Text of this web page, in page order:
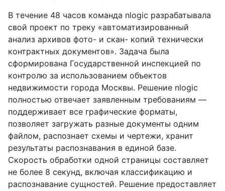
В течение 48 часов команда nlogic разрабатывала
свой проект по треку «автоматизированный
анализ архивов фото- и скан- копий технически
контрактных документов». Задача была
сформирована Государственной инспекцией по
контролю за использованием объектов
недвижимости города Москвы. Решение nlogic
полностью отвечает заявленным требованиям —
поддерживает все графические форматы,
позволяет загружать разные документы одним
файлом, распознает схемы и чертежи, хранит
результаты распознавания в единой базе.
Скорость обработки одной страницы составляет
не более 8 секунд, включая классификацию и
распознавание сущностей. Решение предоставляет